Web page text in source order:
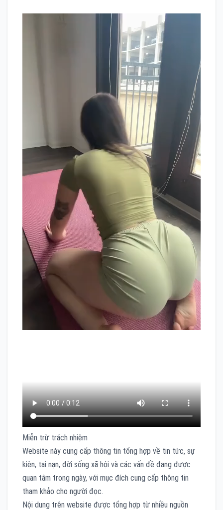
Miễn trừ trách nhiệm
Website này cung cấp thông tin tổng hợp về tin tức, sự
kiện, tai nạn, đời sống xã hội và các vấn đề đang được
quan tâm trong ngày, với mục đích cung cấp thông tin
tham khảo cho người đọc.
Nội dung trên website được tổng hợp từ nhiều nguồn